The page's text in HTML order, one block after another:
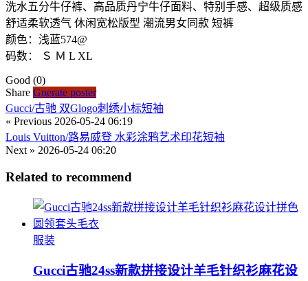
洗水五分牛仔裤、高品质丹宁牛仔面料、特别手感、超级质感
舒适柔软透气 休闲宽松版型 潮流男女同款 短裤
颜色：浅蓝574@
码数： Ｓ Ｍ L XL
Good (0)
Share Gnerate poster
Gucci/古驰 双Glogo刺绣小标短袖
« Previous 2026-05-24 06:19
Louis Vuitton/路易威登 水彩涂鸦艺术印花短袖
Next » 2026-05-24 06:20
Related to recommend
服装
Gucci古驰24ss新款拼接设计羊毛针织衫麻花设